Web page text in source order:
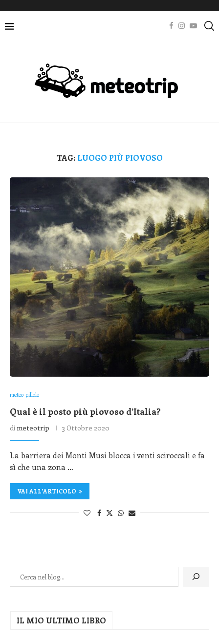
TAG: LUOGO PIÙ PIOVOSO
meteo-pillole
Qual è il posto più piovoso d’Italia?
dimeteotrip 3 Ottobre 2020
La barriera dei Monti Musi blocca i venti sciroccali e fa
sì che una zona …
VAI ALL'ARTICOLO
IL MIO ULTIMO LIBRO